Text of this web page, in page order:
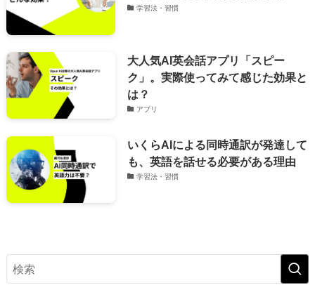
学習法・習慣
大人気AI英会話アプリ「スピー
ク」。実際使ってみて感じた効果と
は？
アプリ
いくらAIによる同時通訳が発達して
も、英語を話せる必要がある理由
学習法・習慣